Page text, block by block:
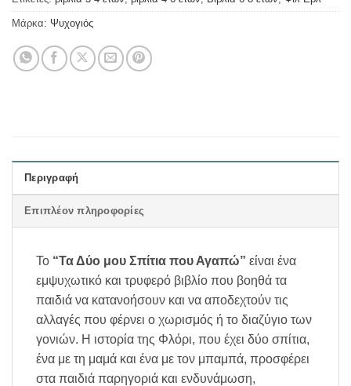
Μάρκα: Ψυχογιός
Περιγραφή
Επιπλέον πληροφορίες
Το “Τα Δύο μου Σπίτια που Αγαπώ” είναι ένα
εμψυχωτικό και τρυφερό βιβλίο που βοηθά τα
παιδιά να κατανοήσουν και να αποδεχτούν τις
αλλαγές που φέρνει ο χωρισμός ή το διαζύγιο των
γονιών. Η ιστορία της Φλόρι, που έχει δύο σπίτια,
ένα με τη μαμά και ένα με τον μπαμπά, προσφέρει
στα παιδιά παρηγοριά και ενδυνάμωση,